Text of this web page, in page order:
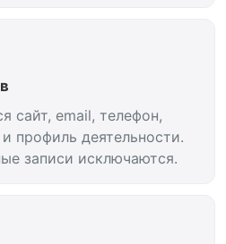
сайт, email, телефон,
профиль деятельности.
записи исключаются.